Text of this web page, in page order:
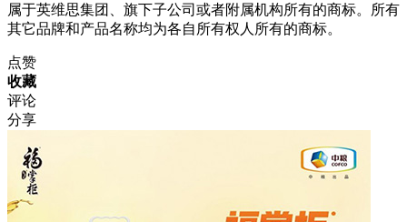
属于英维思集团、旗下子公司或者附属机构所有的商标。所有
其它品牌和产品名称均为各自所有权人所有的商标。
点赞
收藏
评论
分享